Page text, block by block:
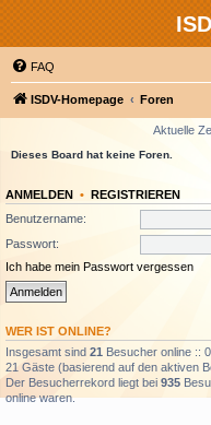
FAQ
ISDV-Homepage Foren
Aktuelle
Dieses Board hat keine Foren.
ANMELDEN • REGISTRIEREN
Benutzername:
Passwort:
Ich habe mein Passwort vergessen
WER IST ONLINE?
Insgesamt sind 21 Besucher online ::
21 Gäste (basierend auf den aktiven
Der Besucherrekord liegt bei 935
online waren.